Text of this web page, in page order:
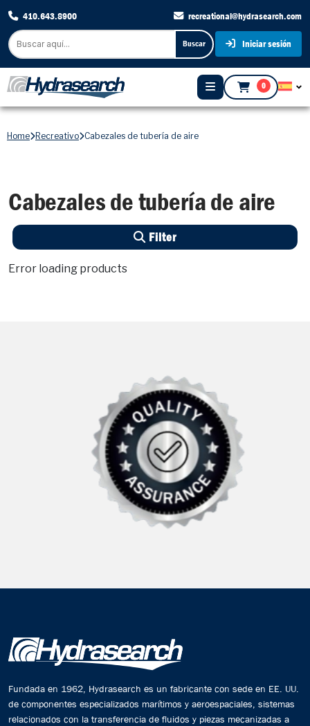
410.643.8900 recreational@hydrasearch.com
Buscar Iniciar sesión
0
Home Recreativo Cabezales de tubería de aire
Cabezales de tubería de aire
Filter
Error loading products
Fundada en 1962, Hydrasearch es un fabricante con sede en EE. UU.
de componentes especializados marítimos y aeroespaciales, sistemas
relacionados con la transferencia de fluidos y piezas mecanizadas a